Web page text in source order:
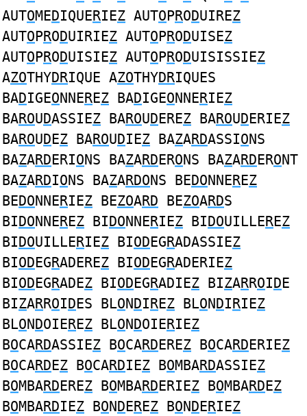
AUTOMEDIQUERIEZ AUTOPRODUIREZ
AUTOPRODUIRIEZ AUTOPRODUISEZ
AUTOPRODUISIEZ AUTOPRODUISISSIEZ
AZOTHYDRIQUE AZOTHYDRIQUES
BADIGEONNEREZ BADIGEONNERIEZ
BAROUDASSIEZ BAROUDEREZ BAROUDERIEZ
BAROUDEZ BAROUDIEZ BAZARDASSIONS
BAZARDERIONS BAZARDERONS BAZARDERONT
BAZARDIONS BAZARDONS BEDONNEREZ
BEDONNERIEZ BEZOARD BEZOARDS
BIDONNEREZ BIDONNERIEZ BIDOUILLEREZ
BIDOUILLERIEZ BIODEGRADASSIEZ
BIODEGRADEREZ BIODEGRADERIEZ
BIODEGRADEZ BIODEGRADIEZ BIZARROIDE
BIZARROIDES BLONDIREZ BLONDIRIEZ
BLONDOIEREZ BLONDOIERIEZ
BOCARDASSIEZ BOCARDEREZ BOCARDERIEZ
BOCARDEZ BOCARDIEZ BOMBARDASSIEZ
BOMBARDEREZ BOMBARDERIEZ BOMBARDEZ
BOMBARDIEZ BONDEREZ BONDERIEZ